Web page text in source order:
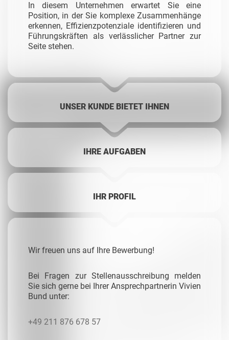
In diesem Unternehmen erwartet Sie eine
Position, in der Sie komplexe Zusammenhänge
erkennen, Effizienzpotenziale identifizieren und
Führungskräften als verlässlicher Partner zur
Seite stehen.
UNSER KUNDE BIETET IHNEN
IHRE AUFGABEN
IHR PROFIL
Wir freuen uns auf Ihre Bewerbung!
Bei Fragen zur Stellenausschreibung melden
Sie sich gerne bei Ihrer Ansprechpartnerin Vivien
Bund unter:
+49 211 876 678 57